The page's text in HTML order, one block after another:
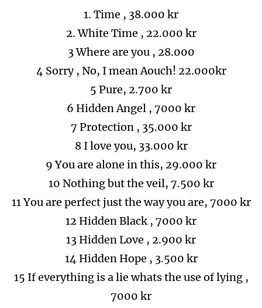
1. Time , 38.000 kr
2. White Time , 22.000 kr
3 Where are you , 28.000
4 Sorry , No, I mean Aouch! 22.000kr
5 Pure, 2.700 kr
6 Hidden Angel , 7000 kr
7 Protection , 35.000 kr
8 I love you, 33.000 kr
9 You are alone in this, 29.000 kr
10 Nothing but the veil, 7.500 kr
11 You are perfect just the way you are, 7000 kr
12 Hidden Black , 7000 kr
13 Hidden Love , 2.900 kr
14 Hidden Hope , 3.500 kr
15 If everything is a lie whats the use of lying ,
7000 kr